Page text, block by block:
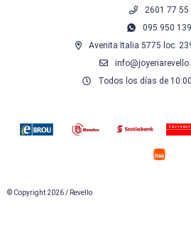
2601 77 55
095 950 139
Avenita Italia 5775 loc.
Todos los días de
© Copyright 2026 / Revello